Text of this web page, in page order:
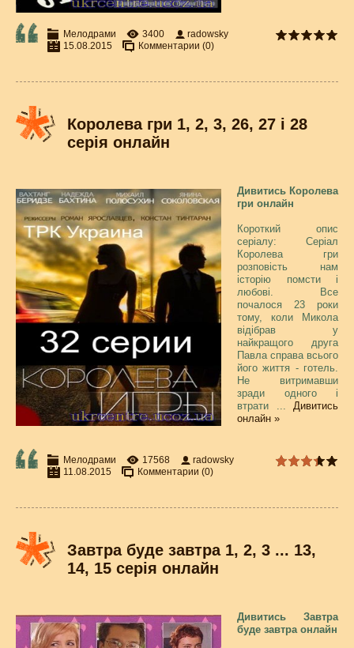
Мелодрами 3400
radowsky
15.08.2015
Комментарии (0)
Королева гри 1, 2, 3, 26, 27 і 28
серія онлайн
Дивитись Королева
гри онлайн
Короткий опис
серіалу: Серіал
Королева гри
розповість нам
історію помсти і
любові. Все
почалося 23 роки
тому, коли Микола
відібрав у
найкращого друга
Павла справа всього
його життя - готель.
Не витримавши
зради одного і
втрати ... Дивитись
онлайн »
Мелодрами 17568
radowsky
11.08.2015
Комментарии (0)
Завтра буде завтра 1, 2, 3 ... 13,
14, 15 серія онлайн
Дивитись Завтра
буде завтра онлайн